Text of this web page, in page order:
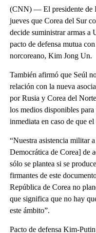
(CNN) — El presidente de
jueves que Corea del Sur
decide suministrar armas a
pacto de defensa mutua
norcoreano, Kim Jong Un.
También afirmó que Seúl
relación con la nueva
por Rusia y Corea del
los medios disponibles
inmediata en caso de que el
“Nuestra asistencia militar
Democrática de Corea] de
sólo se plantea si se
firmantes de este
República de Corea no
que significa que no hay
este ámbito”.
Pacto de defensa Kim-